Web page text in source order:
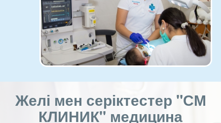
Желі мен серіктестер "СМ
КЛИНИК" медицина